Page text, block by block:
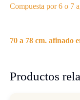
Compuesta por 6 o 7
70 a 78 cm. afinado
Productos